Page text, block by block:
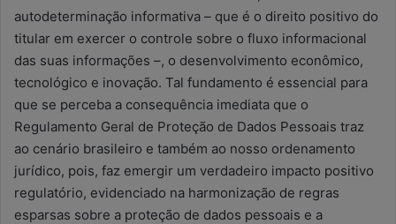
autodeterminação informativa – que é o direito positivo do
titular em exercer o controle sobre o fluxo informacional
das suas informações –, o desenvolvimento econômico,
tecnológico e inovação. Tal fundamento é essencial para
que se perceba a consequência imediata que o
Regulamento Geral de Proteção de Dados Pessoais traz
ao cenário brasileiro e também ao nosso ordenamento
jurídico, pois, faz emergir um verdadeiro impacto positivo
regulatório, evidenciado na harmonização de regras
esparsas sobre a proteção de dados pessoais e a